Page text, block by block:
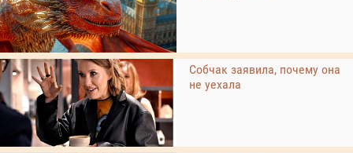
Собчак заявила, почему она
не уехала